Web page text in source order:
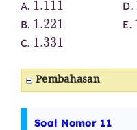
A. D.
B.
1.221
E.
C.
1.331
Pembahasan
Soal Nomor 11